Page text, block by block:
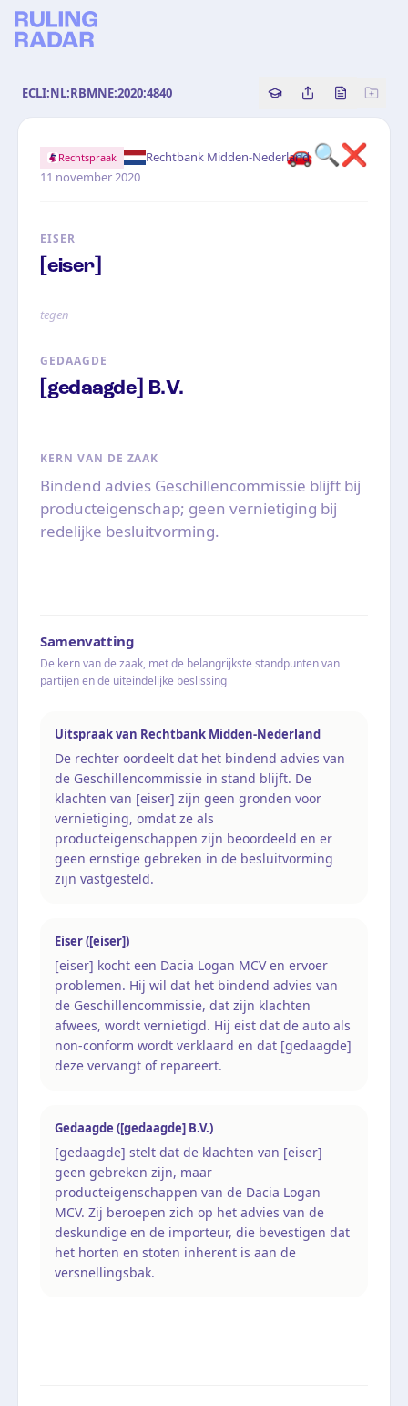
ECLI:NL:RBMNE:2020:4840 Copy source
Share this
Bekijk
🚗🔍❌
Rechtspraak Rechtbank Midden-Nederland·
11 november 2020
EISER
[eiser]
tegen
GEDAAGDE
[gedaagde] B.V.
KERN VAN DE ZAAK
Bindend advies Geschillencommissie blijft bij
producteigenschap; geen vernietiging bij
redelijke besluitvorming.
Samenvatting
De kern van de zaak, met de belangrijkste standpunten van
partijen en de uiteindelijke beslissing
Uitspraak van Rechtbank Midden-Nederland
De rechter oordeelt dat het bindend advies van
de Geschillencommissie in stand blijft. De
klachten van [eiser] zijn geen gronden voor
vernietiging, omdat ze als
producteigenschappen zijn beoordeeld en er
geen ernstige gebreken in de besluitvorming
zijn vastgesteld.
Eiser ([eiser])
[eiser] kocht een Dacia Logan MCV en ervoer
problemen. Hij wil dat het bindend advies van
de Geschillencommissie, dat zijn klachten
afwees, wordt vernietigd. Hij eist dat de auto als
non-conform wordt verklaard en dat [gedaagde]
deze vervangt of repareert.
Gedaagde ([gedaagde] B.V.)
[gedaagde] stelt dat de klachten van [eiser]
geen gebreken zijn, maar
producteigenschappen van de Dacia Logan
MCV. Zij beroepen zich op het advies van de
deskundige en de importeur, die bevestigen dat
het horten en stoten inherent is aan de
versnellingsbak.